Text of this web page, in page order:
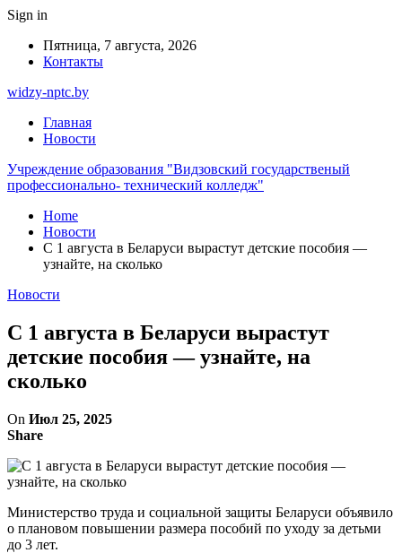
Sign in
Пятница, 7 августа, 2026
Контакты
widzy-nptc.by
Главная
Новости
Учреждение образования "Видзовский государственый
профессионально- технический колледж"
Home
Новости
С 1 августа в Беларуси вырастут детские пособия —
узнайте, на сколько
Новости
С 1 августа в Беларуси вырастут
детские пособия — узнайте, на
сколько
On Июл 25, 2025
Share
Министерство труда и социальной защиты Беларуси объявило
о плановом повышении размера пособий по уходу за детьми
до 3 лет.